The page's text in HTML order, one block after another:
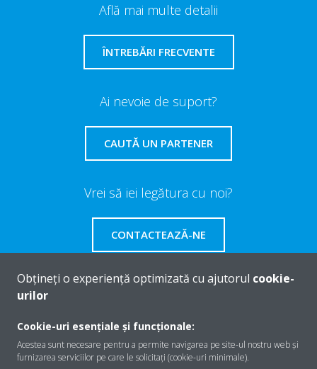
Află mai multe detalii
ÎNTREBĂRI FRECVENTE
Ai nevoie de suport?
CAUTĂ UN PARTENER
Vrei să iei legătura cu noi?
CONTACTEAZĂ-NE
Despre Daikin
Obțineți o experiență optimizată cu ajutorul cookie-
urilor
Cookie-uri esențiale și funcționale:
Acestea sunt necesare pentru a permite navigarea pe site-ul nostru web și
furnizarea serviciilor pe care le solicitați (cookie-uri minimale).